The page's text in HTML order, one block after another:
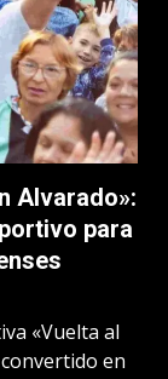
Alvarado»:
para
«Vuelta al
en